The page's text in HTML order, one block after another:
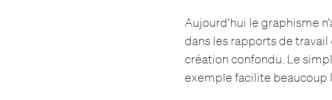
Aujourd’hui le graphisme
dans les rapports de
création confondu. Le
exemple facilite beaucoup